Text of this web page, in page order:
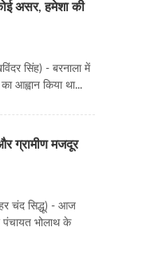
असर, हमेशा की
सिंह) - बरनाला में
आह्वान किया था...
ग्रामीण मजदूर
चंद सिद्धू) - आज
भोलाथ के